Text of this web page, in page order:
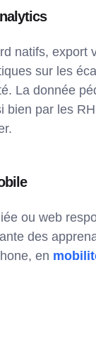
natifs, export
sur les
La donnée
bien par les
ou web
des
en